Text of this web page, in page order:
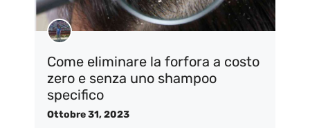
Come eliminare la forfora a costo
zero e senza uno shampoo
specifico
Ottobre 31, 2023